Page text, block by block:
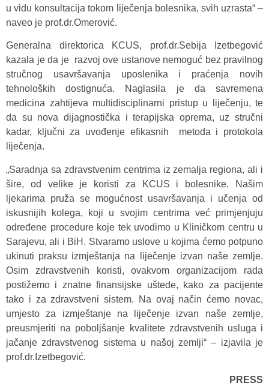
u vidu konsultacija tokom liječenja bolesnika, svih uzrasta“ –
naveo je prof.dr.Omerović.
Generalna direktorica KCUS, prof.dr.Sebija Izetbegović
kazala je da je razvoj ove ustanove nemoguć bez pravilnog
stručnog usavršavanja uposlenika i praćenja novih
tehnoloških dostignuća. Naglasila je da savremena
medicina zahtijeva multidisciplinarni pristup u liječenju, te
da su nova dijagnostička i terapijska oprema, uz stručni
kadar, ključni za uvođenje efikasnih metoda i protokola
liječenja.
„Saradnja sa zdravstvenim centrima iz zemalja regiona, ali i
šire, od velike je koristi za KCUS i bolesnike. Našim
ljekarima pruža se mogućnost usavršavanja i učenja od
iskusnijih kolega, koji u svojim centrima već primjenjuju
određene procedure koje tek uvodimo u Kliničkom centru u
Sarajevu, ali i BiH. Stvaramo uslove u kojima ćemo potpuno
ukinuti praksu izmještanja na liječenje izvan naše zemlje.
Osim zdravstvenih koristi, ovakvom organizacijom rada
postižemo i znatne finansijske uštede, kako za pacijente
tako i za zdravstveni sistem. Na ovaj način ćemo novac,
umjesto za izmještanje na liječenje izvan naše zemlje,
preusmjeriti na poboljšanje kvalitete zdravstvenih usluga i
jačanje zdravstvenog sistema u našoj zemlji“ – izjavila je
prof.dr.Izetbegović.
PRESS